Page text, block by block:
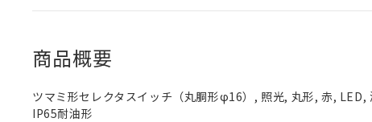
商品概要
ツマミ形セレクタスイッチ（丸胴形φ16）, 照光, 丸形, 赤,
IP65耐油形